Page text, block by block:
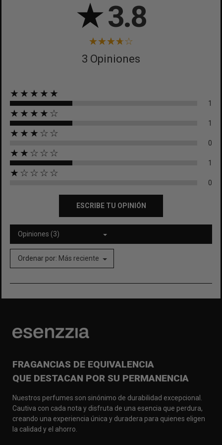
★3.8
3 Opiniones
★★★★★
1
★★★★☆
1
★★★☆☆
0
★★☆☆☆
1
★☆☆☆☆
0
ESCRIBE TU OPINIÓN
Opiniones (3)
Ordenar por: Más reciente
FRAGANCIAS DE EQUIVALENCIA
QUE DESTACAN POR SU PERMANENCIA
Nuestros perfumes son sinónimo de durabilidad excepcional.
Cautiva con cada nota y disfruta de una esencia que perdura,
creando una experiencia única y duradera para quienes eligen
la calidad y el ahorro.